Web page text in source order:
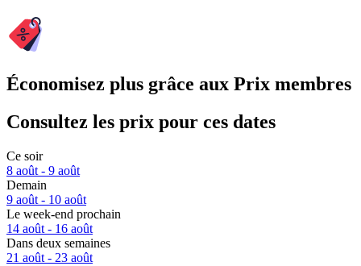
Économisez plus grâce aux Prix membres
Consultez les prix pour ces dates
Ce soir
8 août - 9 août
Demain
9 août - 10 août
Le week-end prochain
14 août - 16 août
Dans deux semaines
21 août - 23 août